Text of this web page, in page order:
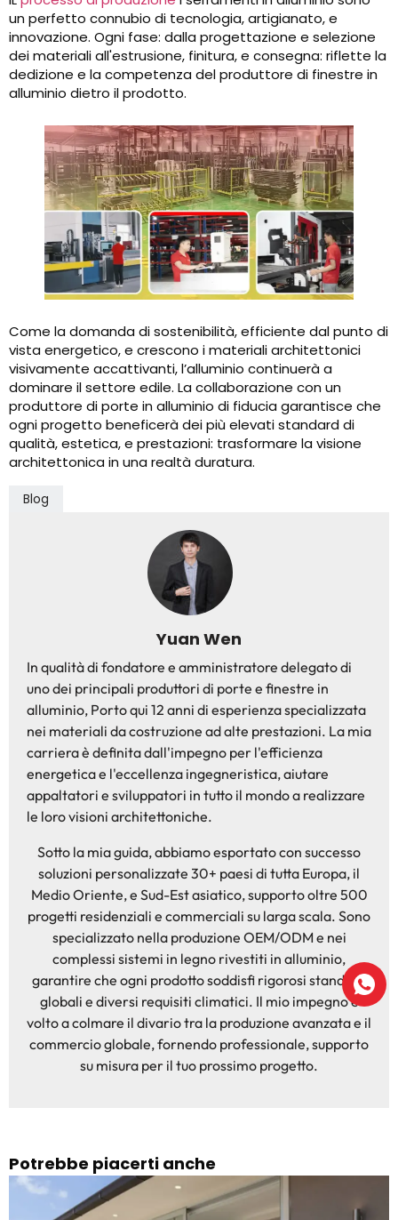
un perfetto connubio di tecnologia, artigianato, e
innovazione. Ogni fase: dalla progettazione e selezione
dei materiali all'estrusione, finitura, e consegna: riflette la
dedizione e la competenza del produttore di finestre in
alluminio dietro il prodotto.
Come la domanda di sostenibilità, efficiente dal punto di
vista energetico, e crescono i materiali architettonici
visivamente accattivanti, l’alluminio continuerà a
dominare il settore edile. La collaborazione con un
produttore di porte in alluminio di fiducia garantisce che
ogni progetto beneficerà dei più elevati standard di
qualità, estetica, e prestazioni: trasformare la visione
architettonica in una realtà duratura.
Blog
Yuan Wen
In qualità di fondatore e amministratore delegato di
uno dei principali produttori di porte e finestre in
alluminio, Porto qui 12 anni di esperienza specializzata
nei materiali da costruzione ad alte prestazioni. La mia
carriera è definita dall'impegno per l'efficienza
energetica e l'eccellenza ingegneristica, aiutare
appaltatori e sviluppatori in tutto il mondo a realizzare
le loro visioni architettoniche.
Sotto la mia guida, abbiamo esportato con successo
soluzioni personalizzate 30+ paesi di tutta Europa, il
Medio Oriente, e Sud-Est asiatico, supporto oltre 500
progetti residenziali e commerciali su larga scala. Sono
specializzato nella produzione OEM/ODM e nei
complessi sistemi in legno rivestiti in alluminio,
garantire che ogni prodotto soddisfi rigorosi standard
globali e diversi requisiti climatici. Il mio impegno è
volto a colmare il divario tra la produzione avanzata e il
commercio globale, fornendo professionale, supporto
su misura per il tuo prossimo progetto.
Potrebbe piacerti anche